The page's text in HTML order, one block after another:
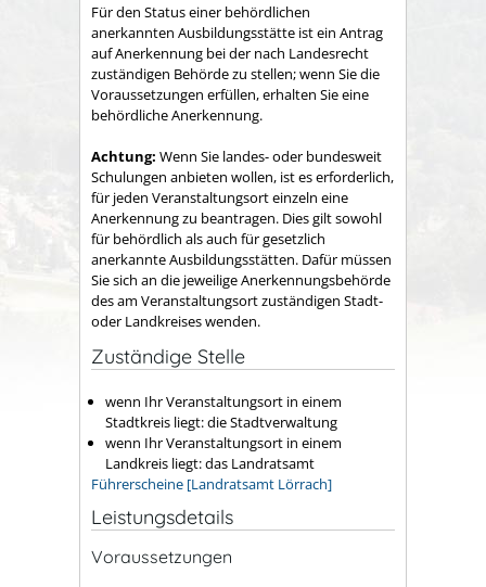
Für den Status einer behördlichen
anerkannten Ausbildungsstätte ist ein Antrag
auf Anerkennung bei der nach Landesrecht
zuständigen Behörde zu stellen; wenn Sie die
Voraussetzungen erfüllen, erhalten Sie eine
behördliche Anerkennung.
Achtung: Wenn Sie landes- oder bundesweit
Schulungen anbieten wollen, ist es erforderlich,
für jeden Veranstaltungsort einzeln eine
Anerkennung zu beantragen. Dies gilt sowohl
für behördlich als auch für gesetzlich
anerkannte Ausbildungsstätten. Dafür müssen
Sie sich an die jeweilige Anerkennungsbehörde
des am Veranstaltungsort zuständigen Stadt-
oder Landkreises wenden.
Zuständige Stelle
wenn Ihr Veranstaltungsort in einem
Stadtkreis liegt: die Stadtverwaltung
wenn Ihr Veranstaltungsort in einem
Landkreis liegt: das Landratsamt
Führerscheine [Landratsamt Lörrach]
Leistungsdetails
Voraussetzungen